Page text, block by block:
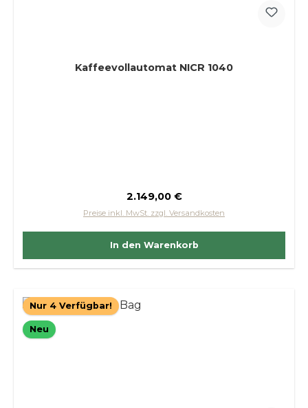
Kaffeevollautomat NICR 1040
Regulärer Preis:
2.149,00 €
Preise inkl. MwSt. zzgl. Versandkosten
In den Warenkorb
Nur 4 Verfügbar!
Neu